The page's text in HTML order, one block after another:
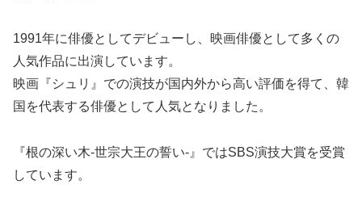
1991年に俳優としてデビューし、映画俳優として多くの
人気作品に出演しています。
映画『シュリ』での演技が国内外から高い評価を得て、韓
国を代表する俳優として人気となりました。
『根の深い木-世宗大王の誓い-』ではSBS演技大賞を受賞
しています。